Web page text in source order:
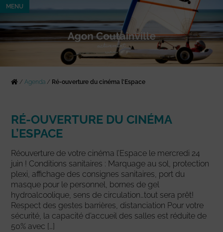
MENU
/Agenda / Ré-ouverture du cinéma l’Espace
RÉ-OUVERTURE DU CINÉMA
L’ESPACE
Réouverture de votre cinéma l’Espace le mercredi 24
juin ! Conditions sanitaires : Marquage au sol, protection
plexi, affichage des consignes sanitaires, port du
masque pour le personnel, bornes de gel
hydroalcoolique, sens de circulation…tout sera prêt!
Respect des gestes barrières, distanciation Pour votre
sécurité, la capacité d’accueil des salles est réduite de
50% avec […]